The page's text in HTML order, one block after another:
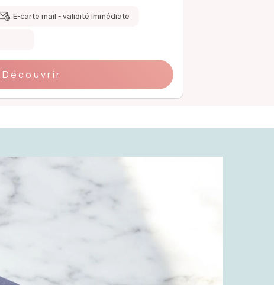
E-carte mail - validité immédiate
Découvrir